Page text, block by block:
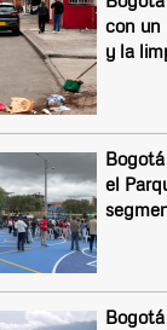
con un
y la
el